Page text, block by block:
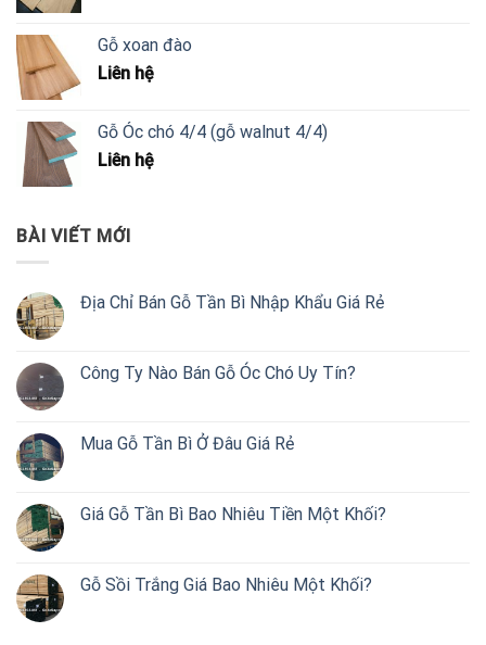
Gỗ xoan đào
Liên hệ
Gỗ Óc chó 4/4 (gỗ walnut 4/4)
Liên hệ
BÀI VIẾT MỚI
Địa Chỉ Bán Gỗ Tần Bì Nhập Khẩu Giá Rẻ
Công Ty Nào Bán Gỗ Óc Chó Uy Tín?
Mua Gỗ Tần Bì Ở Đâu Giá Rẻ
Giá Gỗ Tần Bì Bao Nhiêu Tiền Một Khối?
Gỗ Sồi Trắng Giá Bao Nhiêu Một Khối?